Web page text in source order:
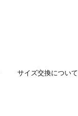
サイズ交換について